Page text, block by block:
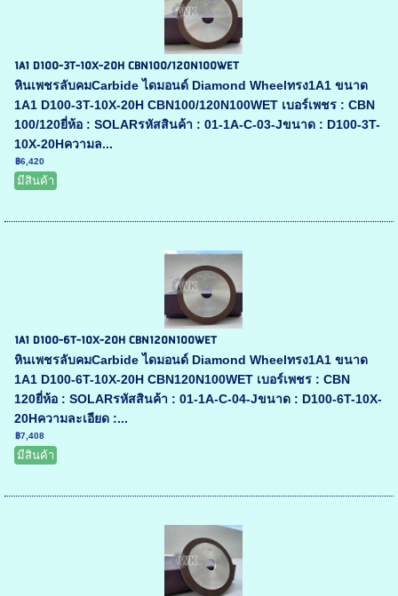
1A1 D100-3T-10X-20H CBN100/120N100WET
หินเพชรลับคมCarbide ไดมอนด์ Diamond Wheelทรง1A1 ขนาด
1A1 D100-3T-10X-20H CBN100/120N100WET เบอร์เพชร : CBN
100/120ยี่ห้อ : SOLARรหัสสินค้า : 01-1A-C-03-Jขนาด : D100-3T-
10X-20Hความล...
฿6,420
มีสินค้า
1A1 D100-6T-10X-20H CBN120N100WET
หินเพชรลับคมCarbide ไดมอนด์ Diamond Wheelทรง1A1 ขนาด
1A1 D100-6T-10X-20H CBN120N100WET เบอร์เพชร : CBN
120ยี่ห้อ : SOLARรหัสสินค้า : 01-1A-C-04-Jขนาด : D100-6T-10X-
20Hความละเอียด :...
฿7,408
มีสินค้า